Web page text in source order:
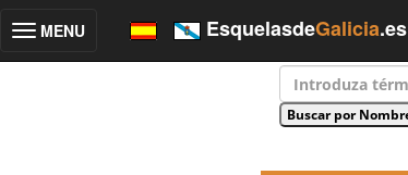
Toggle
MENU EsquelasdeGalicia.es